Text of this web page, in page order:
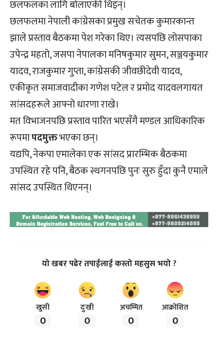
छलफलका लागि बोलाएकी थिइन्।
छलफलमा नेपाली कांग्रेसका प्रमुख सचेतक कुमारकान्त
झाले प्रस्ताव बैठकमा पेश गरेका थिए। त्यसपछि लोसपाका
उपेन्द्र महतो, जसपा नेपालका मनिषकुमार सुमन, सञ्जयकुमार
यादव, राजकुमार गुप्ता, कांग्रेसकी जीवछीदेवी यादव,
एकीकृत समाजवादीका गणेश पटेल र प्रमोद यादवलगायत
सांसदहरूले आफ्नो धारणा राखे।
मत विभाजनपछि प्रस्ताव पारित भएसँगै मण्डल आधिकारिक
रूपमापदमुक्तभएका छन्।
यद्यपि, नेकपा एमालेका एक सांसद प्रारम्भिक बैठकमा
उपस्थित रहे पनि, बैठक स्थगनपछि पुनः सुरु हुँदा कुनै एमाले
सांसद उपस्थित थिएनन्।
यो खबर पढेर तपाईलाई कस्तो महसुस भयो ?
खुसी
0
दुःखी
0
अचम्मित
0
आक्रोशित
0